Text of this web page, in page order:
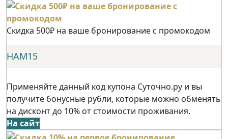
Скидка 500₽ на ваше бронирование с промокодом
НАМ15
Применяйте данный код купона Суточно.ру и вы
получите бонусные рубли, которые можно обменять
на дисконт до 10% от стоимости проживания.
На сайт